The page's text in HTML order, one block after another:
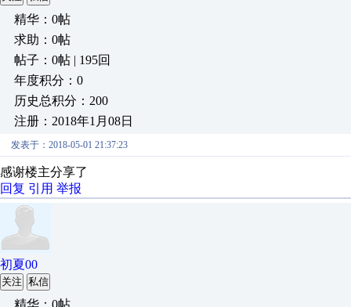
精华：0帖
求助：0帖
帖子：0帖 | 195回
年度积分：0
历史总积分：200
注册：2018年1月08日
发表于：2018-05-01 21:37:23
感谢楼主分享了
回复 引用 举报
初夏00
关注 私信
精华：0帖